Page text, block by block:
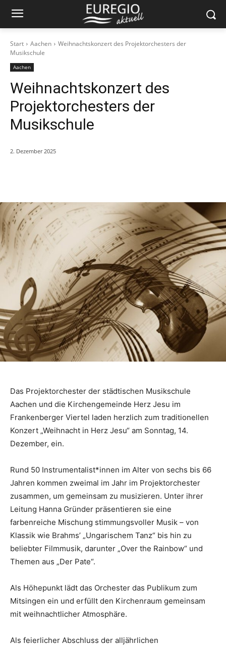
Start Aachen
Weihnachtskonzert des Projektorchesters der
Musikschule
Aachen
Weihnachtskonzert des
Projektorchesters der
Musikschule
2. Dezember 2025
Das Projektorchester der städtischen Musikschule
Aachen und die Kirchengemeinde Herz Jesu im
Frankenberger Viertel laden herzlich zum traditionellen
Konzert „Weihnacht in Herz Jesu“ am Sonntag, 14.
Dezember, ein.
Rund 50 Instrumentalist*innen im Alter von sechs bis 66
Jahren kommen zweimal im Jahr im Projektorchester
zusammen, um gemeinsam zu musizieren. Unter ihrer
Leitung Hanna Gründer präsentieren sie eine
farbenreiche Mischung stimmungsvoller Musik – von
Klassik wie Brahms’ „Ungarischem Tanz“ bis hin zu
beliebter Filmmusik, darunter „Over the Rainbow“ und
Themen aus „Der Pate“.
Als Höhepunkt lädt das Orchester das Publikum zum
Mitsingen ein und erfüllt den Kirchenraum gemeinsam
mit weihnachtlicher Atmosphäre.
Als feierlicher Abschluss der alljährlichen